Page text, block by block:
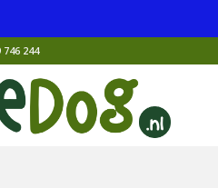
746 244